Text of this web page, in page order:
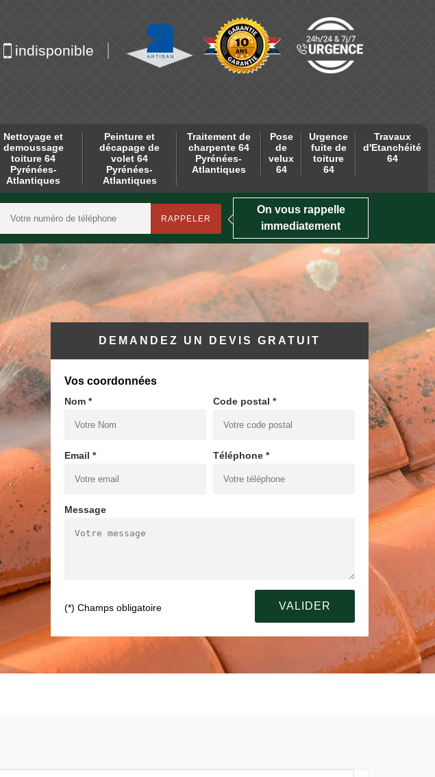
indisponible
Nettoyage et
demoussage
toiture 64
Pyrénées-
Atlantiques
Peinture et
décapage de
volet 64
Pyrénées-
Atlantiques
Traitement de
charpente 64
Pyrénées-
Atlantiques
Pose
de
velux
64
Urgence
fuite de
toiture
64
Travaux
d'Etanchéité
64
On vous rappelle
immediatement
DEMANDEZ UN DEVIS GRATUIT
Vos coordonnées
Nom * Code postal *
Email * Téléphone *
Message
(*) Champs obligatoire